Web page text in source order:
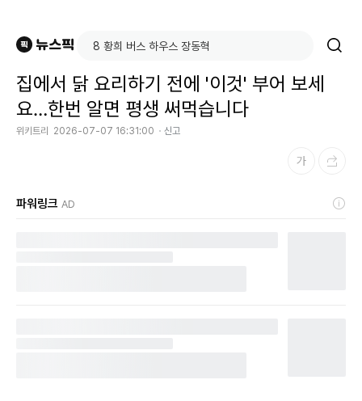
집에서 닭 요리하기 전에 '이것' 부어 보세
요…한번 알면 평생 써먹습니다
위키트리 2026-07-07 16:31:00 신고
파워링크 AD